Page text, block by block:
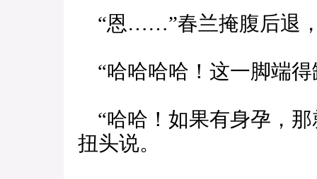
“恩……”春兰掩腹后退
“哈哈哈哈！这一脚端得
“哈哈！如果有身孕，那
扭头说。